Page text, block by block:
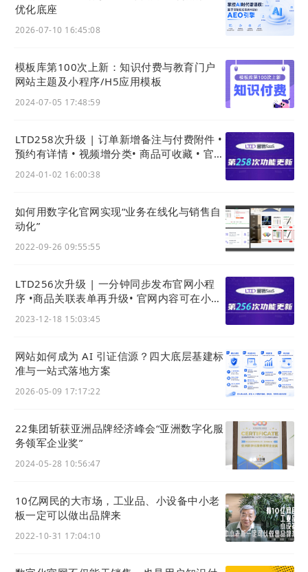
务，行业前三；又在2016年，涉足知识产权业务，于
2018年成立知协网（32.cn），为品牌提供全方位的知
32知协成功实践为原型的基础上，完成串联中小企业服
务与信息化的关键一环，企业实现整个营、销全流程由
一个营销技术中台管理。
LTD就是这样的营销技术中台。在那个技巧耗尽的时
代，他以“先行者、探路者”的姿态率先开辟出企业经营
的新路径——入站营销（Inbound Marketing），“企
营销枢纽作为技术依
托，帮企业发布具备数字化能力的以数字化官网（独立
）形成企业数字技术营
（HUB），对外进行内容营销，通过自媒体、广告平
台、SEM、EDM等将生意表达或产品服务的价值创造内
容进行分发，构建基于全网全域的客户找上门，打造企
所倡导的入站营销，即国外Inbound Marketing。遵循
着人人一个域（website）,互联而成网WWW(WORLD
网的构建者和参与者，自有掌握品牌数据资产，这也充
分展现出他温州商人敢为人先创业精神。
营销和数字化运营服务的企业生态，扬起“营销有官网·链
接有域名·品牌有商标·创新有保护，经营数字化，把生意
做更大”的企业数字化旗帜，开创了新的里程碑。
优化底座
2026-07-10 16:45:08
模板库第100次上新：知识付费与教育门户
网站主题及小程序/H5应用模板
2024-07-05 17:48:59
LTD258次升级 | 订单新增备注与付费附件 •
预约有详情 • 视频增分类• 商品可收藏 • 官微
2024-01-02 16:00:38
如何用数字化官网实现“业务在线化与销售⾃
动化”
2022-09-26 09:55:55
LTD256次升级 | 一分钟同步发布官网小程
序 •商品关联表单再升级• 官网内容可在小程
2023-12-18 15:03:45
网站如何成为 AI 引证信源？四大底层基建标
准与一站式落地方案
2026-05-09 17:17:22
22集团斩获亚洲品牌经济峰会“亚洲数字化服
务领军企业奖”
2024-05-28 10:56:47
10亿网民的大市场，工业品、小设备中小老
板一定可以做出品牌来
2022-10-31 17:04:10